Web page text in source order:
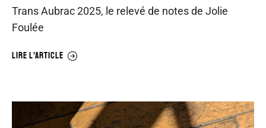
Trans Aubrac 2025, le relevé de notes de Jolie
Foulée
LIRE L'ARTICLE